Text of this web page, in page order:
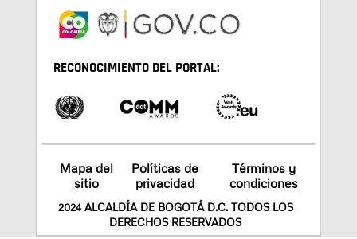
RECONOCIMIENTO DEL PORTAL:
Mapa del
sitio
Políticas de
privacidad
Términos y
condiciones
2024 ALCALDÍA DE BOGOTÁ D.C. TODOS LOS
DERECHOS RESERVADOS